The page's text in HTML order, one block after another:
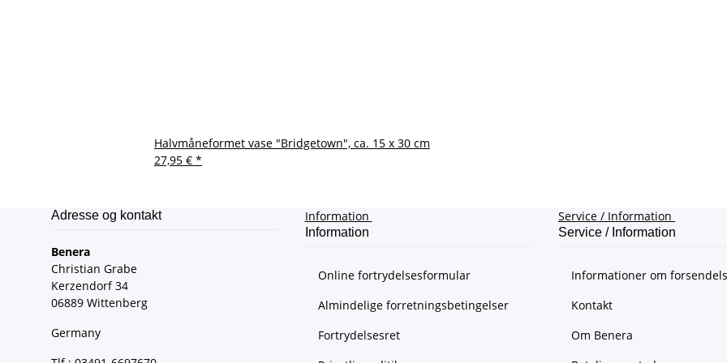
Halvmåneformet vase "Bridgetown", ca. 15 x 30 cm
27,95 € *
Adresse og kontakt
Benera
Christian Grabe
Kerzendorf 34
06889 Wittenberg
Germany
Information
Information
Online fortrydelsesformular
Almindelige forretningsbetingelser
Fortrydelsesret
Service / Information
Service / Information
Informationer om
Kontakt
Om Benera